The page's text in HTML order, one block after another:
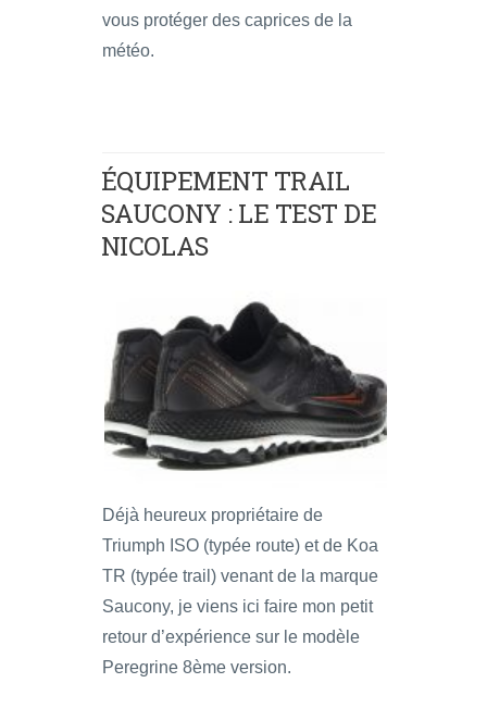
vous protéger des caprices de la
météo.
ÉQUIPEMENT TRAIL
SAUCONY : LE TEST DE
NICOLAS
Déjà heureux propriétaire de
Triumph ISO (typée route) et de Koa
TR (typée trail) venant de la marque
Saucony, je viens ici faire mon petit
retour d’expérience sur le modèle
Peregrine 8ème version.